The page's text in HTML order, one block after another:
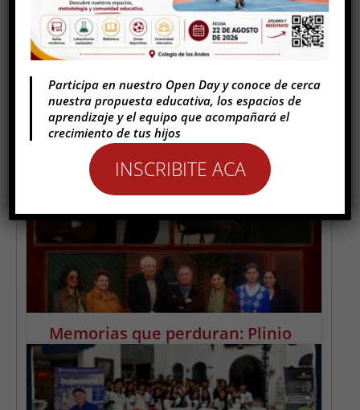
Orgullo andino: María Paula Monroy
Leer más
Memorias que perduran: Plinio
Apuleyo Mendoza en Nuestro
Colegio (Q. E. P. D.)
Leer más
Participa en nuestro Open Day y conoce de cerca
nuestra propuesta educativa, los espacios de
aprendizaje y el equipo que acompañará el
crecimiento de tus hijos
INSCRIBITE ACA